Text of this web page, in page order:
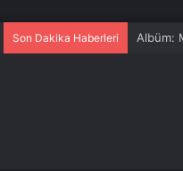
Son Dakika Haberleri Albüm: